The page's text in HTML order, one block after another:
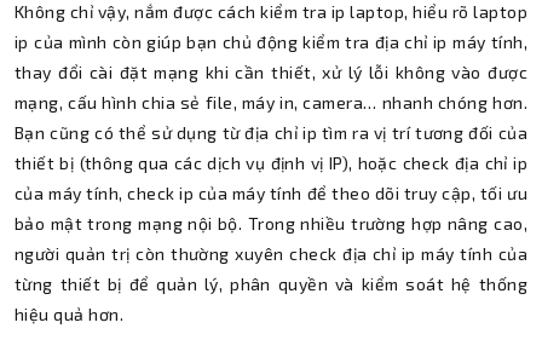
Không chỉ vậy, nắm được cách kiểm tra ip laptop, hiểu rõ laptop
ip của mình còn giúp bạn chủ động kiểm tra địa chỉ ip máy tính,
thay đổi cài đặt mạng khi cần thiết, xử lý lỗi không vào được
mạng, cấu hình chia sẻ file, máy in, camera… nhanh chóng hơn.
Bạn cũng có thể sử dụng từ địa chỉ ip tìm ra vị trí tương đối của
thiết bị (thông qua các dịch vụ định vị IP), hoặc check địa chỉ ip
của máy tính, check ip của máy tính để theo dõi truy cập, tối ưu
bảo mật trong mạng nội bộ. Trong nhiều trường hợp nâng cao,
người quản trị còn thường xuyên check địa chỉ ip máy tính của
từng thiết bị để quản lý, phân quyền và kiểm soát hệ thống
hiệu quả hơn.